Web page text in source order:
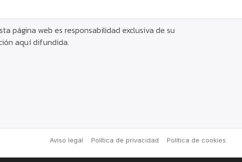
página web es responsabilidad exclusiva de su
aquí difundida.
Aviso legal Política de privacidad Política de cookies